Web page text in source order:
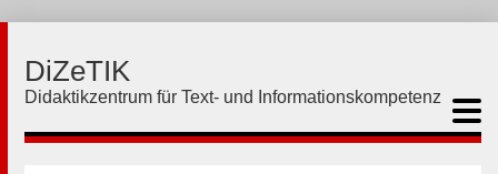
DiZeTIK
Didaktikzentrum für Text- und Informationskompetenz